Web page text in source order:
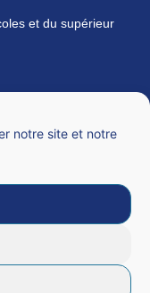
notre site et notre
et du supérieur